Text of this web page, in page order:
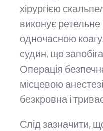
хірургією
виконує
одночасною
судин, що
Операція
місцевою
безкровна і
Слід зазначити,